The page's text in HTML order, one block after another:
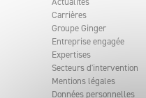
Carrières
Groupe Ginger
Entreprise engagée
Expertises
Secteurs d'intervention
Mentions légales
Données personnelles